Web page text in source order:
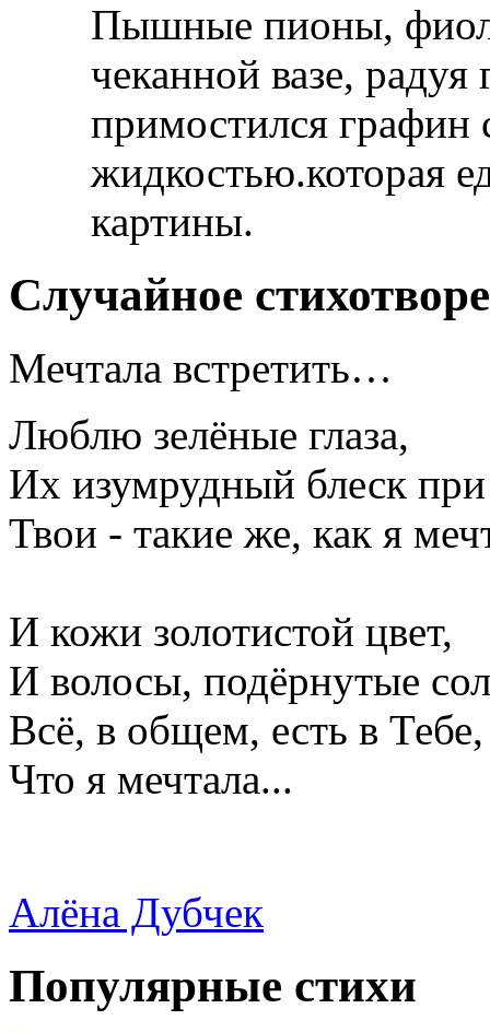
Пышные пионы,
чеканной вазе,
примостился графин
жидкостью.которая
картины.
Случайное
Мечтала встретить…
Люблю зелёные глаза,
Их изумрудный блеск при
Твои - такие же, как я
И кожи золотистой цвет,
И волосы, подёрнутые
Всё, в общем, есть в Тебе,
Что я мечтала...
Алёна Дубчек
Популярные стихи